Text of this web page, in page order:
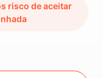
risco de aceitar